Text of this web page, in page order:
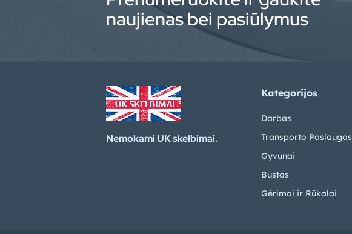
naujienas bei pasiūlymus
Nemokami UK skelbimai.
Kategorijos
Darbas
Transporto Paslaugos
Gyvūnai
Būstas
Gėrimai ir Rūkalai